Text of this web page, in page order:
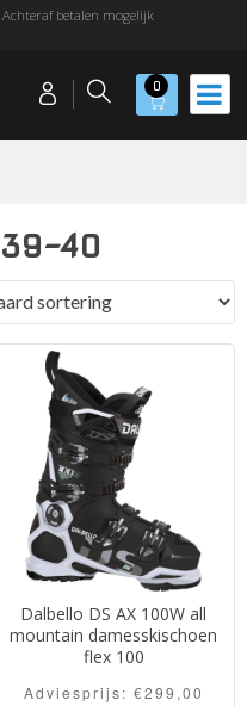
Achteraf betalen mogelijk
0
40
Dalbello DS AX 100W all
mountain damesskischoen
flex 100
Adviesprijs: €299,00